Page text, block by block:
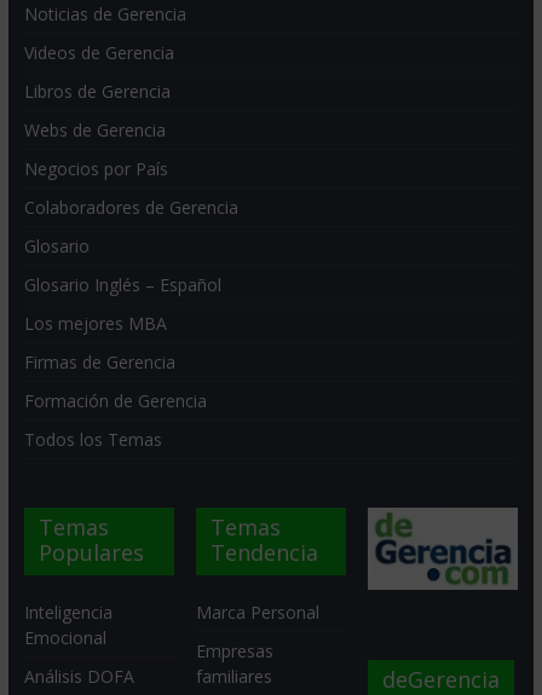
Noticias de Gerencia
Videos de Gerencia
Libros de Gerencia
Webs de Gerencia
Negocios por País
Colaboradores de Gerencia
Glosario
Glosario Inglés – Español
Los mejores MBA
Firmas de Gerencia
Formación de Gerencia
Todos los Temas
Temas
Populares
Inteligencia
Emocional
Análisis DOFA
Temas
Tendencia
Marca Personal
Empresas
familiares
deGerencia